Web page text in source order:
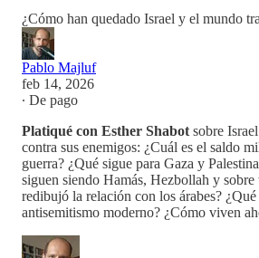
¿Cómo han quedado Israel y el mundo
Pablo Majluf
feb 14, 2026
∙ De pago
Platiqué con Esther Shabot sobre
contra sus enemigos: ¿Cuál es el saldo
guerra? ¿Qué sigue para Gaza y
siguen siendo Hamás, Hezbollah y
redibujó la relación con los árabes?
antisemitismo moderno? ¿Cómo viven